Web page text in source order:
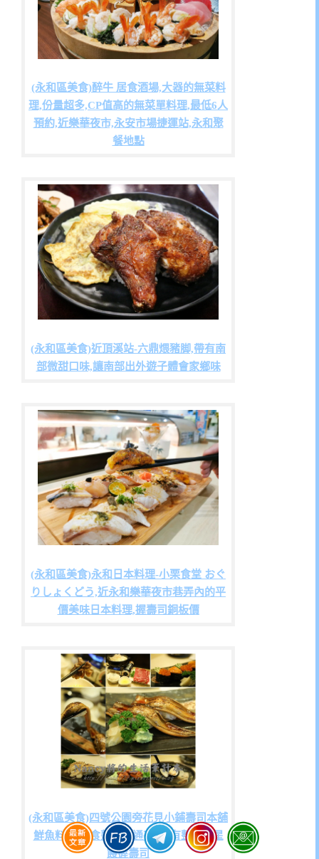
(永和區美食)醉牛 居食酒場,大器的無菜料
理,份量超多,CP值高的無菜單料理,最低6人
預約,近樂華夜市,永安市場捷運站,永和聚
餐地點
(永和區美食)近頂溪站-六鼎煨豬脚,帶有南
部微甜口味,讓南部出外遊子體會家鄉味
(永和區美食)永和日本料理-小栗食堂 おぐ
りしょくどう,近永和樂華夜市巷弄內的平
價美味日本料理,握壽司銅板價
(永和區美食)四號公園旁花見小鋪壽司本舖
鮮魚料理,生食熟食通通有~還有整尾的星
饅握壽司